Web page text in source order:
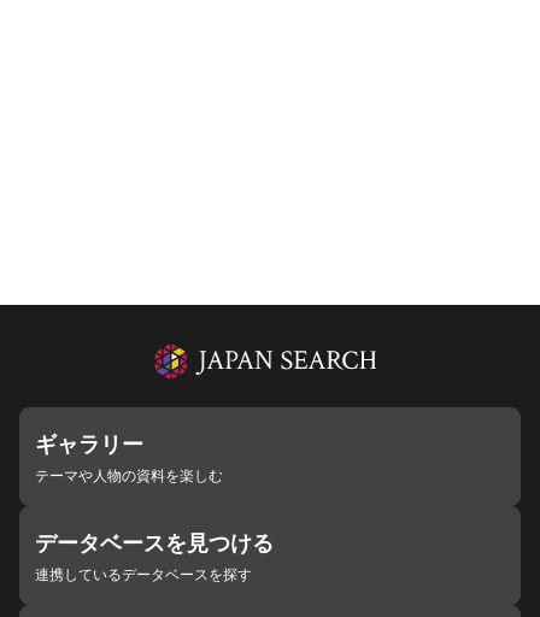
ギャラリー
テーマや人物の資料を楽しむ
データベースを見つける
連携しているデータベースを探す